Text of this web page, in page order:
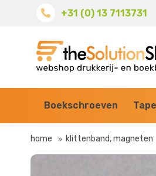
+31 (0) 13 7113731
Boekschroeven
home klittenband, magneten